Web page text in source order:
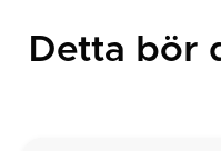
Detta bör